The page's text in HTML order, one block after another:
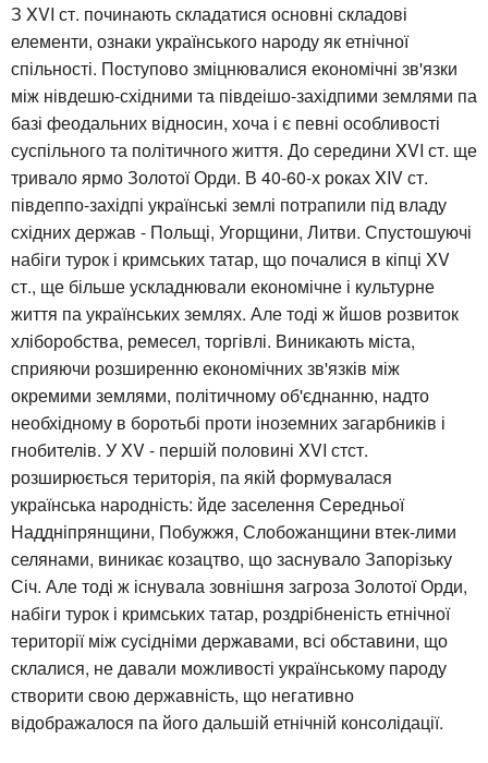
З XVI ст. починають складатися основні складові
елементи, ознаки українського народу як етнічної
спільності. Поступово зміцнювалися економічні зв'язки
між нівдешю-східними та півдеішо-західпими землями па
базі феодальних відносин, хоча і є певні особливості
суспільного та політичного життя. До середини XVI ст. ще
тривало ярмо Золотої Орди. В 40-60-х роках XIV ст.
півдеппо-західпі українські землі потрапили під владу
східних держав - Польщі, Угорщини, Литви. Спустошуючі
набіги турок і кримських татар, що почалися в кіпці XV
ст., ще більше ускладнювали економічне і культурне
життя па українських землях. Але тоді ж йшов розвиток
хліборобства, ремесел, торгівлі. Виникають міста,
сприяючи розширенню економічних зв'язків між
окремими землями, політичному об'єднанню, надто
необхідному в боротьбі проти іноземних загарбників і
гнобителів. У XV - першій половині XVI стст.
розширюється територія, па якій формувалася
українська народність: йде заселення Середньої
Наддніпрянщини, Побужжя, Слобожанщини втек-лими
селянами, виникає козацтво, що заснувало Запорізьку
Січ. Але тоді ж існувала зовнішня загроза Золотої Орди,
набіги турок і кримських татар, роздрібненість етнічної
території між сусідніми державами, всі обставини, що
склалися, не давали можливості українському пароду
створити свою державність, що негативно
відображалося па його дальшій етнічній консолідації.